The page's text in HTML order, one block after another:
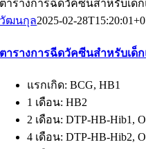
ตารางการฉีดวัคซีนสำหรับเด็ก
วัฒนกุล2025-02-
ตารางการฉีดวัคซีนสำหรับเด็ก
แรกเกิด: BCG, HB1
1 เดือน: HB2
2 เดือน: DTP-HB-Hib1,
4 เดือน: DTP-HB-Hib2,